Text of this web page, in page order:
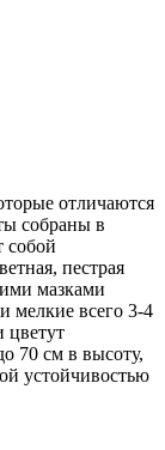
отличаются
собраны в
собой
пестрая
мазками
мелкие всего 3-4
цветут
70 см в высоту,
устойчивостью